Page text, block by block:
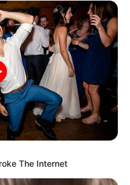
The Internet